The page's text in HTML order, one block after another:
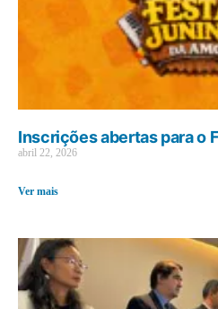
Inscrições abertas para o
abril 22, 2026
Ver mais